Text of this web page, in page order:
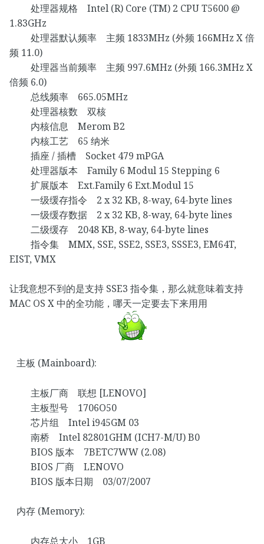
处理器规格 Intel (R) Core (TM) 2 CPU T5600 @
1.83GHz
处理器默认频率 主频 1833MHz (外频 166MHz X 倍
频 11.0)
处理器当前频率 主频 997.6MHz (外频 166.3MHz X
倍频 6.0)
总线频率 665.05MHz
处理器核数 双核
内核信息 Merom B2
内核工艺 65 纳米
插座 / 插槽 Socket 479 mPGA
处理器版本 Family 6 Modul 15 Stepping 6
扩展版本 Ext.Family 6 Ext.Modul 15
一级缓存指令 2 x 32 KB, 8-way, 64-byte lines
一级缓存数据 2 x 32 KB, 8-way, 64-byte lines
二级缓存 2048 KB, 8-way, 64-byte lines
指令集 MMX, SSE, SSE2, SSE3, SSSE3, EM64T,
EIST, VMX
让我意想不到的是支持 SSE3 指令集，那么就意味着支持
MAC OS X 中的全功能，哪天一定要去下来用用
主板 (Mainboard):
主板厂商 联想 [LENOVO]
主板型号 1706O50
芯片组 Intel i945GM 03
南桥 Intel 82801GHM (ICH7-M/U) B0
BIOS 版本 7BETC7WW (2.08)
BIOS 厂商 LENOVO
BIOS 版本日期 03/07/2007
内存 (Memory):
内存总大小 1GB